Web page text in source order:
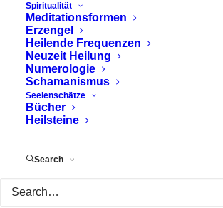
Spiritualität
Meditationsformen
Erzengel
Heilende Frequenzen
Neuzeit Heilung
Numerologie
Schamanismus
Seelenschätze
Bücher
Heilsteine
Search